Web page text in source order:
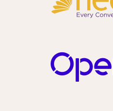
否有什么方式可以降低背景
音量讲话。如果无法让周围
联络中心音频质量不佳：其带来的损失可能比您